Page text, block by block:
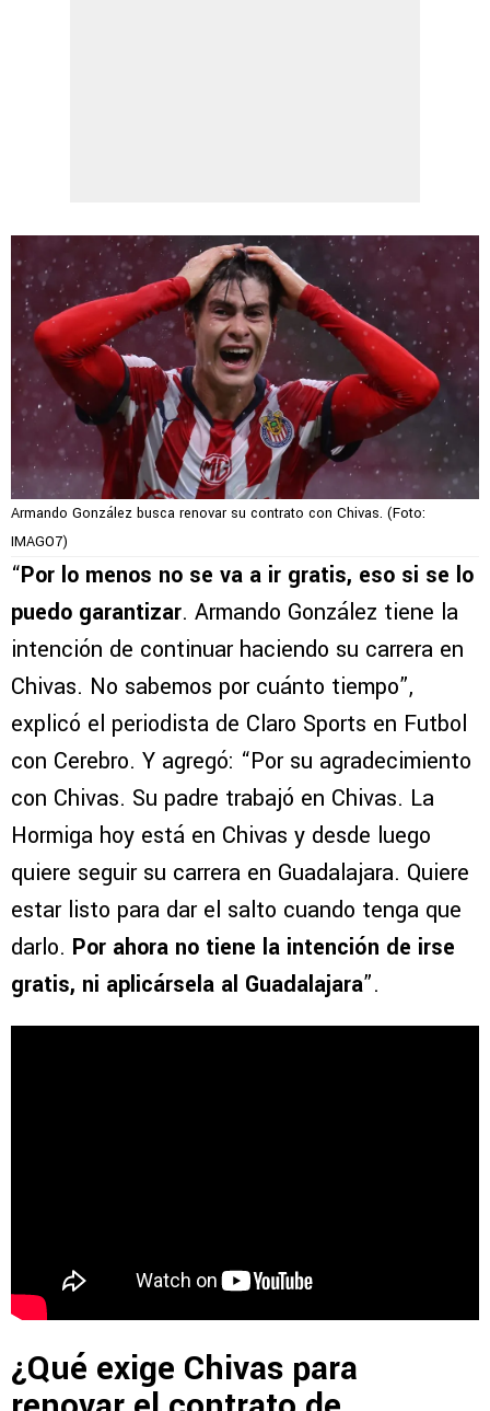
Armando González busca renovar su contrato con Chivas. (Foto:
IMAGO7)
“Por lo menos no se va a ir gratis, eso si se lo
puedo garantizar. Armando González tiene la
intención de continuar haciendo su carrera en
Chivas. No sabemos por cuánto tiempo”,
explicó el periodista de Claro Sports en Futbol
con Cerebro. Y agregó: “Por su agradecimiento
con Chivas. Su padre trabajó en Chivas. La
Hormiga hoy está en Chivas y desde luego
quiere seguir su carrera en Guadalajara. Quiere
estar listo para dar el salto cuando tenga que
darlo. Por ahora no tiene la intención de irse
gratis, ni aplicársela al Guadalajara”.
¿Qué exige Chivas para